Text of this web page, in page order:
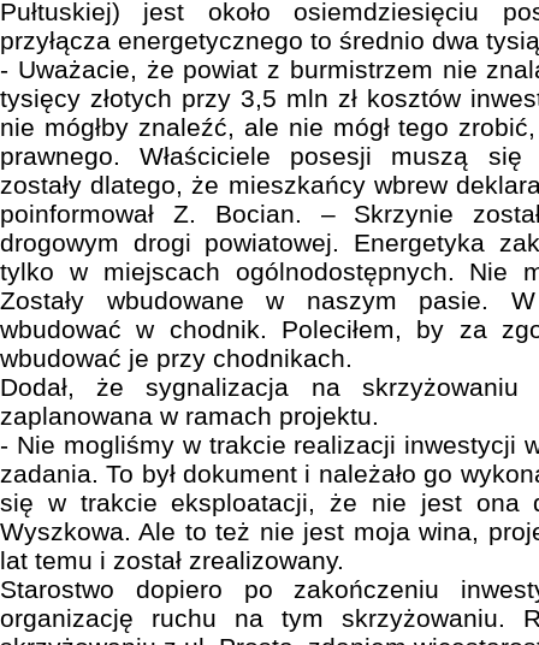
Pułtuskiej) jest około osiemdziesięciu
przyłącza energetycznego to średnio dwa
- Uważacie, że powiat z burmistrzem nie
tysięcy złotych przy 3,5 mln zł kosztów
nie mógłby znaleźć, ale nie mógł tego
prawnego. Właściciele posesji muszą się
zostały dlatego, że mieszkańcy wbrew
poinformował Z. Bocian. – Skrzynie
drogowym drogi powiatowej. Energetyka
tylko w miejscach ogólnodostępnych. Nie
Zostały wbudowane w naszym pasie.
wbudować w chodnik. Poleciłem, by za
wbudować je przy chodnikach.
Dodał, że sygnalizacja na
zaplanowana w ramach projektu.
- Nie mogliśmy w trakcie realizacji inwestycji
zadania. To był dokument i należało go
się w trakcie eksploatacji, że nie jest ona
Wyszkowa. Ale to też nie jest moja wina,
lat temu i został zrealizowany.
Starostwo dopiero po zakończeniu
organizację ruchu na tym skrzyżowaniu.